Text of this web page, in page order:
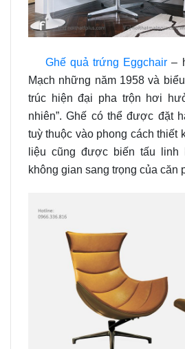
Ghế quả trứng Eggchair–
Mạch những năm 1958 và
trúc hiện đại pha trộn hơi
nhiên”. Ghế có thể được đặt
tuỳ thuộc vào phong cách thiết
liệu cũng được biến tấu linh
không gian sang trọng của căn